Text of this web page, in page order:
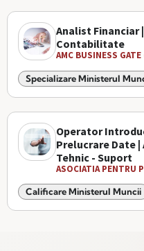
Analist Financiar
Contabilitate
AMC BUSINESS
Specializare Ministerul
Operator
Prelucrare Date
Tehnic - Suport
ASOCIATIA PENTRU
Calificare Ministerul Muncii